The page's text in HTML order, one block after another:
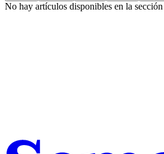
No hay artículos disponibles en la sección